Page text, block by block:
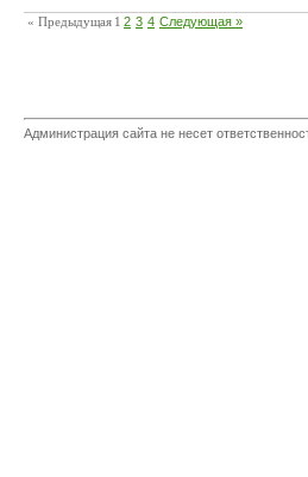
« Предыдущая 1 2 3 4 Следующая »
Администрация сайта не несет